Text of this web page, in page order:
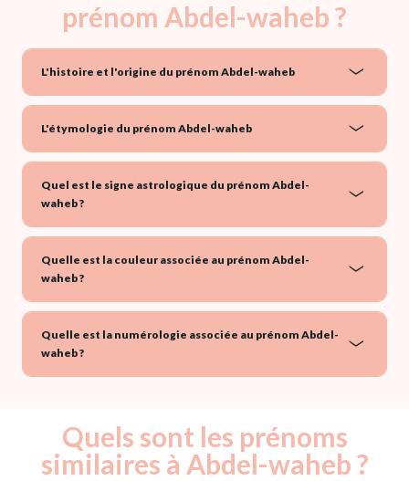
prénom Abdel-waheb ?
L'histoire et l'origine du prénom Abdel-waheb
L'étymologie du prénom Abdel-waheb
Quel est le signe astrologique du prénom Abdel-
waheb ?
Quelle est la couleur associée au prénom Abdel-
waheb ?
Quelle est la numérologie associée au prénom Abdel-
waheb ?
Quels sont les prénoms
similaires à Abdel-waheb ?